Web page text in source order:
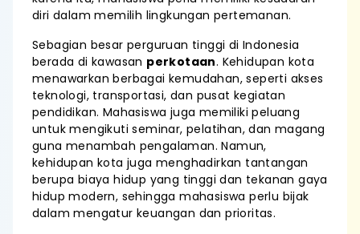
diri dalam memilih lingkungan pertemanan.
Sebagian besar perguruan tinggi di Indonesia
berada di kawasan perkotaan. Kehidupan kota
menawarkan berbagai kemudahan, seperti akses
teknologi, transportasi, dan pusat kegiatan
pendidikan. Mahasiswa juga memiliki peluang
untuk mengikuti seminar, pelatihan, dan magang
guna menambah pengalaman. Namun,
kehidupan kota juga menghadirkan tantangan
berupa biaya hidup yang tinggi dan tekanan gaya
hidup modern, sehingga mahasiswa perlu bijak
dalam mengatur keuangan dan prioritas.